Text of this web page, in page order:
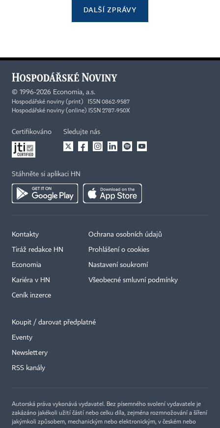
DALŠÍ ZPRÁVY
© 1996-2026 Economia, a.s.
Hospodářské noviny (print) ISSN 0862-9587
Hospodářské noviny (online) ISSN 2787-950X
Certifikováno Sledujte nás
Stáhněte si aplikaci HN
Kontakty
Tiráž redakce HN
Economia
Kariéra v HN
Ceník inzerce
Ochrana osobních údajů
Prohlášení o cookies
Nastavení soukromí
Všeobecné smluvní podmínky
Koupit / darovat předplatné
Eventy
Newslettery
RSS kanály
Autorská práva vykonává vydavatel. Bez písemného svolení vydavatele je
zakázáno jakékoli užití částí nebo celku díla, zejména rozmnožování a šíření
jakýmkoli způsobem, mechanickým nebo elektronickým, v českém nebo